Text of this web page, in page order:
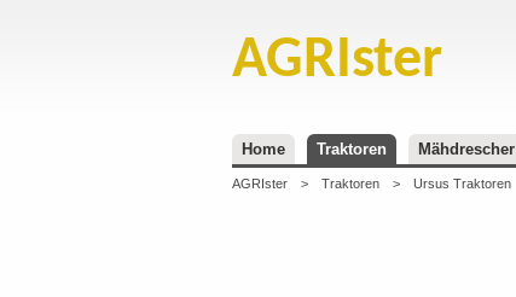
AGRIster
Home Traktoren Mähdrescher
AGRIster > Traktoren > Ursus Traktoren